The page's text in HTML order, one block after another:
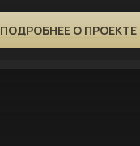
ПОДРОБНЕЕ О ПРОЕКТЕ